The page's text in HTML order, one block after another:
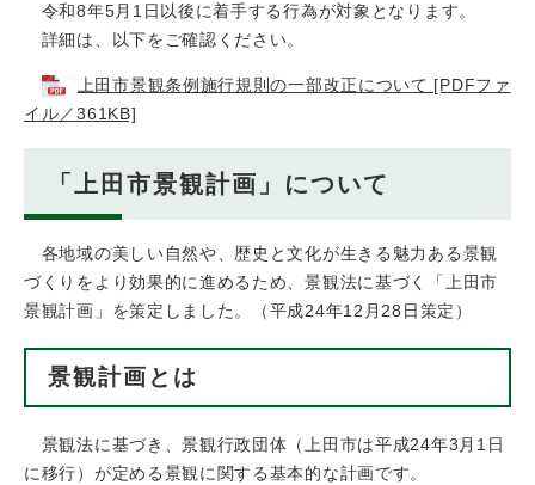
令和8年5月1日以後に着手する行為が対象となります。
詳細は、以下をご確認ください。
上田市景観条例施行規則の一部改正について [PDFファ
イル／361KB]
「上田市景観計画」について
各地域の美しい自然や、歴史と文化が生きる魅力ある景観
づくりをより効果的に進めるため、景観法に基づく「上田市
景観計画」を策定しました。（平成24年12月28日策定）
景観計画とは
景観法に基づき、景観行政団体（上田市は平成24年3月1日
に移行）が定める景観に関する基本的な計画です。